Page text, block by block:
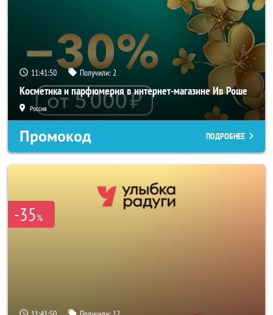
11:41:49 Получили:2
Косметика и парфюмерия в интернет-магазине Ив Роше
Россия
Промокод ПОДРОБНЕЕ
-35%